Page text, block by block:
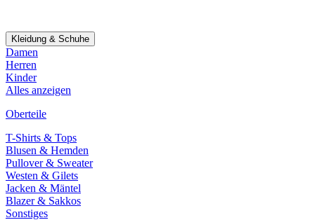
Kleidung & Schuhe
Damen
Herren
Kinder
Alles anzeigen
Oberteile
T-Shirts & Tops
Blusen & Hemden
Pullover & Sweater
Westen & Gilets
Jacken & Mäntel
Blazer & Sakkos
Sonstiges